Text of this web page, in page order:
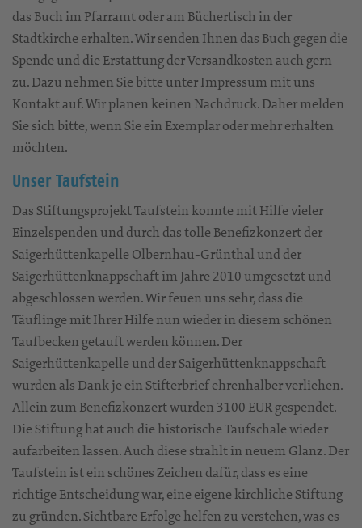
das Buch im Pfarramt oder am Büchertisch in der
Stadtkirche erhalten. Wir senden Ihnen das Buch gegen die
Spende und die Erstattung der Versandkosten auch gern
zu. Dazu nehmen Sie bitte unter Impressum mit uns
Kontakt auf. Wir planen keinen Nachdruck. Daher melden
Sie sich bitte, wenn Sie ein Exemplar oder mehr erhalten
möchten.
Unser Taufstein
Das Stiftungsprojekt Taufstein konnte mit Hilfe vieler
Einzelspenden und durch das tolle Benefizkonzert der
Saigerhüttenkapelle Olbernhau-Grünthal und der
Saigerhüttenknappschaft im Jahre 2010 umgesetzt und
abgeschlossen werden. Wir feuen uns sehr, dass die
Täuflinge mit Ihrer Hilfe nun wieder in diesem schönen
Taufbecken getauft werden können. Der
Saigerhüttenkapelle und der Saigerhüttenknappschaft
wurden als Dank je ein Stifterbrief ehrenhalber verliehen.
Allein zum Benefizkonzert wurden 3100 EUR gespendet.
Die Stiftung hat auch die historische Taufschale wieder
aufarbeiten lassen. Auch diese strahlt in neuem Glanz. Der
Taufstein ist ein schönes Zeichen dafür, dass es eine
richtige Entscheidung war, eine eigene kirchliche Stiftung
zu gründen. Sichtbare Erfolge helfen zu verstehen, was es